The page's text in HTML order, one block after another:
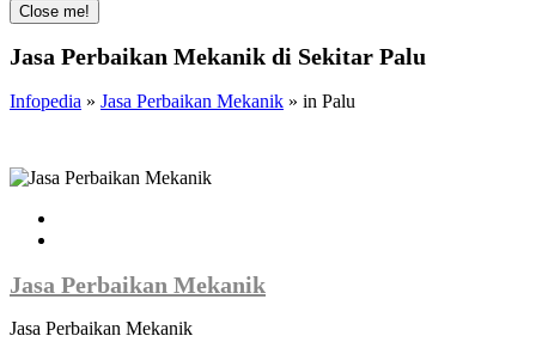
Close me!
Jasa Perbaikan Mekanik di Sekitar Palu
Infopedia » Jasa Perbaikan Mekanik » in Palu
Jasa Perbaikan Mekanik
Jasa Perbaikan Mekanik